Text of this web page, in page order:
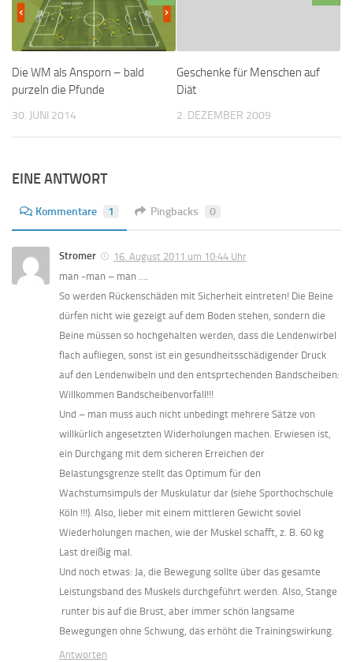
Die WM als Ansporn – bald
purzeln die Pfunde
30. JUNI 2014
Geschenke für Menschen auf
Diät
2. DEZEMBER 2009
EINE ANTWORT
Kommentare 1 Pingbacks 0
Stromer
16. August 2011 um 10:44 Uhr
man -man – man ….
So werden Rückenschäden mit Sicherheit eintreten! Die Beine
dürfen nicht wie gezeigt auf dem Boden stehen, sondern die
Beine müssen so hochgehalten werden, dass die Lendenwirbel
flach aufliegen, sonst ist ein gesundheitsschädigender Druck
auf den Lendenwibeln und den entsprtechenden Bandscheiben:
Willkommen Bandscheibenvorfall!!!
Und – man muss auch nicht unbedingt mehrere Sätze von
willkürlich angesetzten Widerholungen machen. Erwiesen ist,
ein Durchgang mit dem sicheren Erreichen der
Belastungsgrenze stellt das Optimum für den
Wachstumsimpuls der Muskulatur dar (siehe Sporthochschule
Köln !!!). Also, lieber mit einem mittleren Gewicht soviel
Wiederholungen machen, wie der Muskel schafft, z. B. 60 kg
Last dreißig mal.
Und noch etwas: Ja, die Bewegung sollte über das gesamte
Leistungsband des Muskels durchgeführt werden. Also, Stange
‚runter bis auf die Brust, aber immer schön langsame
Bewegungen ohne Schwung, das erhöht die Trainingswirkung.
Antworten